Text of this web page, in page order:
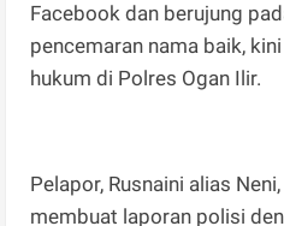
Facebook dan berujung
pencemaran nama baik,
hukum di Polres Ogan Ilir.
Pelapor, Rusnaini alias
membuat laporan polisi